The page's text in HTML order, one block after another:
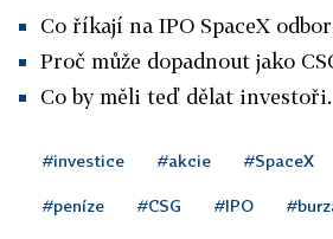
Co říkají na IPO SpaceX
Proč může dopadnout jako
Co by měli teď dělat investoři.
#investice #akcie #SpaceX
#peníze #CSG #IPO